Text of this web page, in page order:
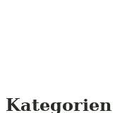
Kategorien